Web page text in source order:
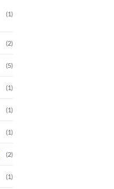
(1)
(2)
(5)
(1)
(1)
(1)
(2)
(1)